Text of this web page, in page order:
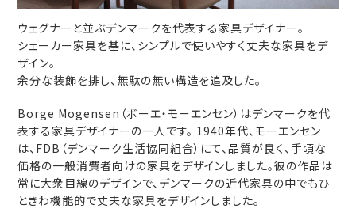
ウェグナーと並ぶデンマークを代表する家具デザイナー。
シェーカー家具を基に、シンプルで使いやすく丈夫な家具をデ
ザイン。
余分な装飾を排し、無駄の無い構造を追及した。
Borge Mogensen（ボーエ・モーエンセン）はデンマークを代
表する家具デザイナーの一人です。 1940年代、モーエンセン
は、FDB（デンマーク生活協同組合）にて、品質が良く、手頃な
価格の一般消費者向けの家具をデザインしました。彼の作品は
常に大衆目線のデザインで、デンマークの近代家具の中でもひ
ときわ機能的で丈夫な家具をデザインしました。